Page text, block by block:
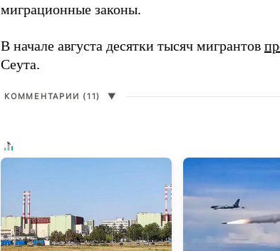
миграционные законы.
В начале августа десятки тысяч мигрантов
Сеута.
КОММЕНТАРИИ (11) ▼